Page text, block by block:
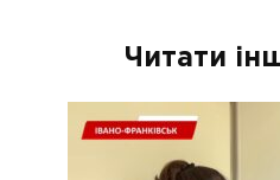
Читати